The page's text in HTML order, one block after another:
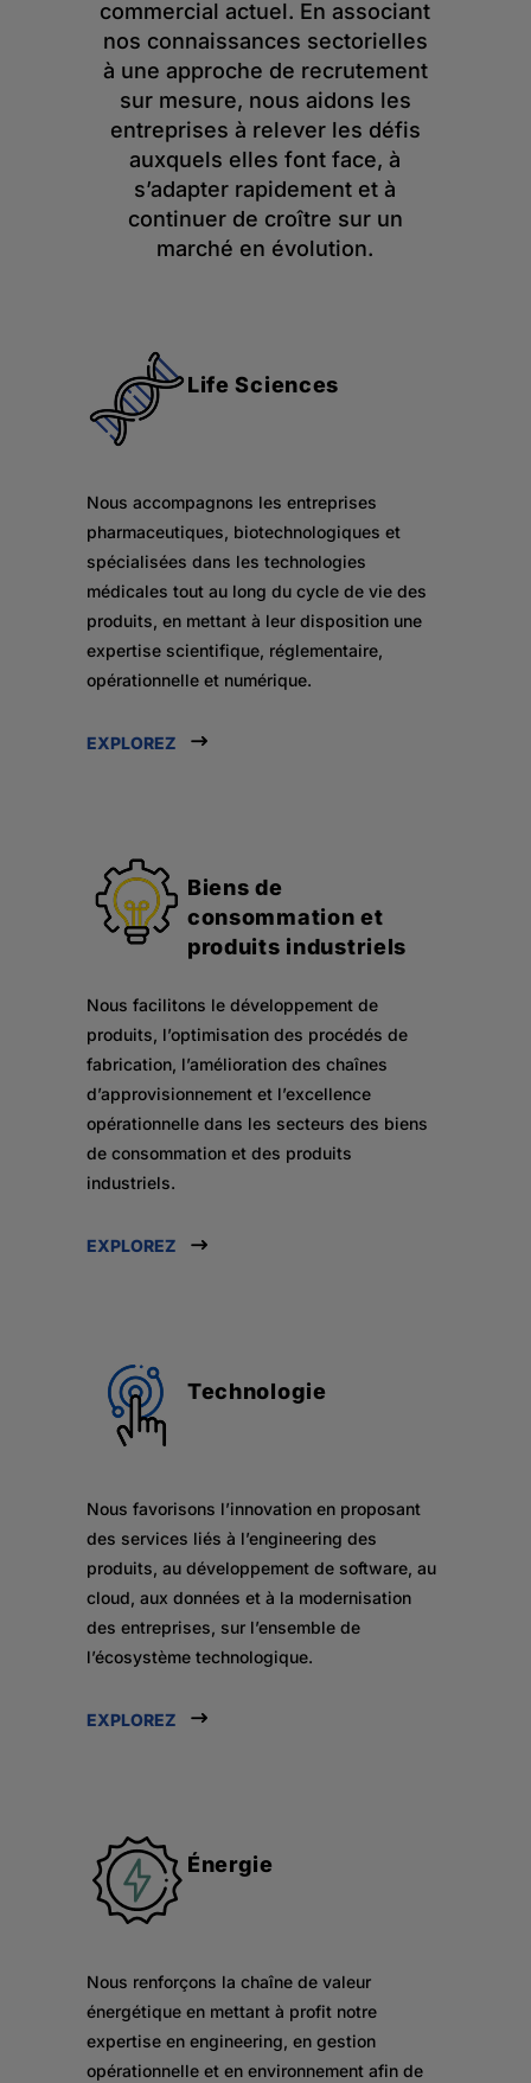
commercial actuel. En associant
nos connaissances sectorielles
à une approche de recrutement
sur mesure, nous aidons les
entreprises à relever les défis
auxquels elles font face, à
s’adapter rapidement et à
continuer de croître sur un
marché en évolution.
Life Sciences
Nous accompagnons les entreprises
pharmaceutiques, biotechnologiques et
spécialisées dans les technologies
médicales tout au long du cycle de vie des
produits, en mettant à leur disposition une
expertise scientifique, réglementaire,
opérationnelle et numérique.
EXPLOREZ
Biens de
consommation et
produits industriels
Nous facilitons le développement de
produits, l’optimisation des procédés de
fabrication, l’amélioration des chaînes
d’approvisionnement et l’excellence
opérationnelle dans les secteurs des biens
de consommation et des produits
industriels.
EXPLOREZ
Technologie
Nous favorisons l’innovation en proposant
des services liés à l’engineering des
produits, au développement de software, au
cloud, aux données et à la modernisation
des entreprises, sur l’ensemble de
l’écosystème technologique.
EXPLOREZ
Énergie
Nous renforçons la chaîne de valeur
énergétique en mettant à profit notre
expertise en engineering, en gestion
opérationnelle et en environnement afin de